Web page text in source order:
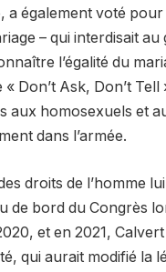
a également voté pour
– qui interdisait
l’égalité du
« Don’t Ask, Don’t Tell
aux homosexuels et
dans l’armée.
droits de l’homme
de bord du Congrès
et en 2021,
qui aurait modifié la